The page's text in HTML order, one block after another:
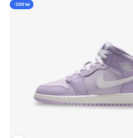
-200 lei